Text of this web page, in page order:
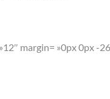
margin= »0px 0px -